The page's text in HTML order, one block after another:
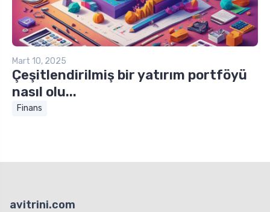
Mart 10, 2025
Çeşitlendirilmiş bir yatırım portföyü
nasıl olu...
Finans
avitrini.com